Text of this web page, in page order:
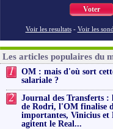
Voter
Voir les resultats - Voir les
Les articles populaires du
1
OM : mais d'où sort
salariale ?
2
Journal des Transferts :
de Rodri, l'OM finalise
importantes, Vinicius et
agitent le Real...